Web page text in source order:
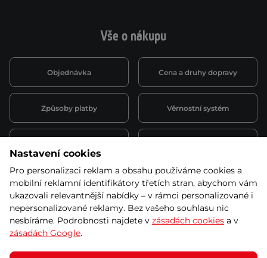
Vše o nákupu
Objednávka Cena a druhy dopravy
Způsoby platby Věrnostní systém
Půjčovna
obchodní podmínky
Kariéra
© 2026 SEVEN SPORT s.r.o Všechna práva vyhrazena
Nastavení cookies
Pro personalizaci reklam a obsahu používáme cookies a
mobilní reklamní identifikátory třetích stran, abychom vám
ukazovali relevantnější nabídky – v rámci personalizované i
nepersonalizované reklamy. Bez vašeho souhlasu nic
nesbíráme. Podrobnosti najdete v zásadách cookies a v
zásadách Google.